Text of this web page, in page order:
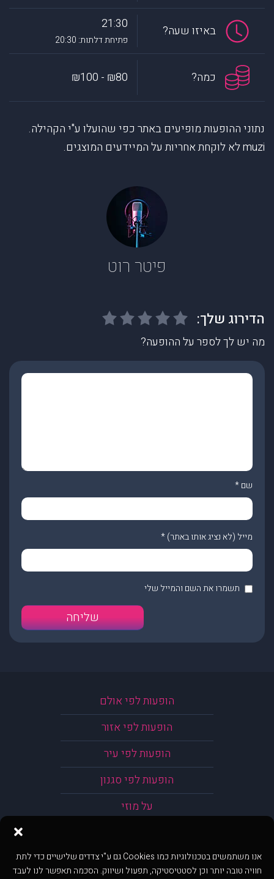
אנו משתמשים בטכנולוגיות כמו Cookies גם ע"י צדדים שלישיים כדי לתת
חוויה טובה יותר וכן לסטטיסטיקה, תפעול ושיווק. הסכמה תאפשר לנו לעבד
באיזו שעה? 21:30
פתיחת דלתות: 20:30
כמה? ₪80 - ₪100
נתוני ההופעות מופיעים באתר כפי שהועלו ע"י הקהילה.
muzi לא לוקחת אחריות על המיידעים המוצגים.
פיטר רוט
מה יש לך לספר על ההופעה?
שם*
מייל (לא נציג אותו באתר)*
תשמרו את השם והמייל שלי
הופעות לפי אולם
הופעות לפי אזור
הופעות לפי עיר
הופעות לפי סגנון
על מוזי